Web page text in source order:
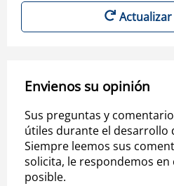
Envienos su opinión
Sus preguntas y
útiles durante el desarrollo
Siempre leemos sus
solicita, le respondemos
posible.